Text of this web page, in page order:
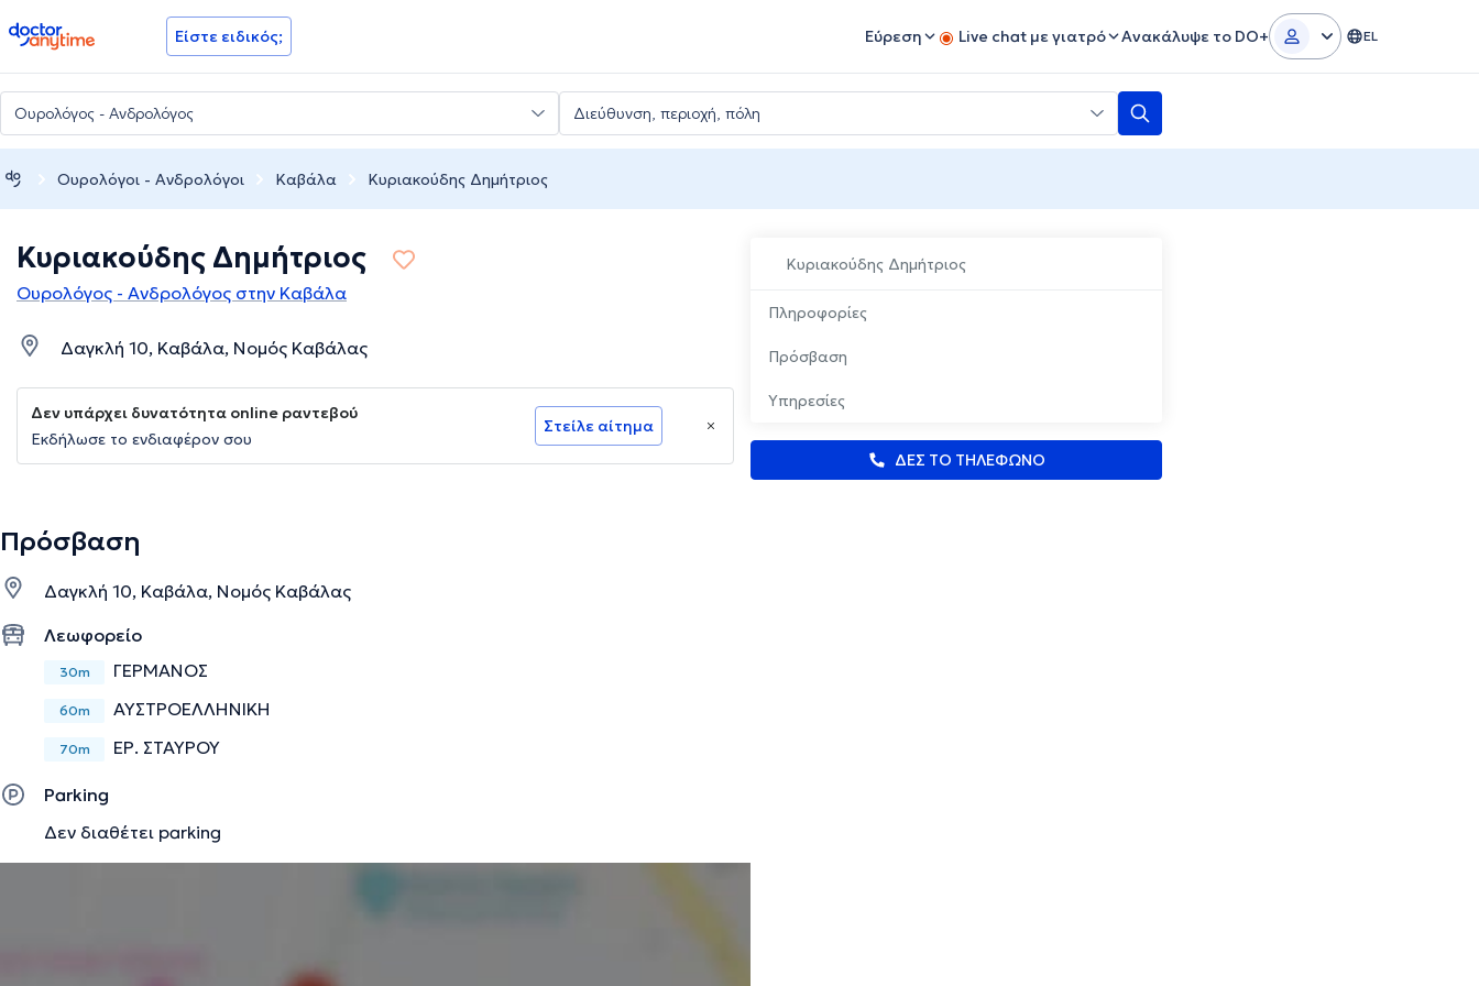
doctoranytime Είστε ειδικός; Εύρεση Live chat με γιατρό Ανακάλυψε το DO+ EL
Ουρολόγοι - Ανδρολόγοι Καβάλα Κυριακούδης Δημήτριος
Κυριακούδης Δημήτριος
Πληροφορίες
Πρόσβαση
Υπηρεσίες
ΔΕΣ ΤΟ ΤΗΛΕΦΩΝΟ
Κυριακούδης Δημήτριος
Ουρολόγος - Ανδρολόγος στην Καβάλα
Δαγκλή 10, Καβάλα, Νομός Καβάλας
Δεν υπάρχει δυνατότητα online ραντεβού
Εκδήλωσε το ενδιαφέρον σου
Στείλε αίτημα
Πρόσβαση
Δαγκλή 10, Καβάλα, Νομός Καβάλας
Λεωφορείο
30m ΓΕΡΜΑΝΟΣ
60m ΑΥΣΤΡΟΕΛΛΗΝΙΚΗ
70m ΕΡ. ΣΤΑΥΡΟΥ
Parking
Δεν διαθέτει parking